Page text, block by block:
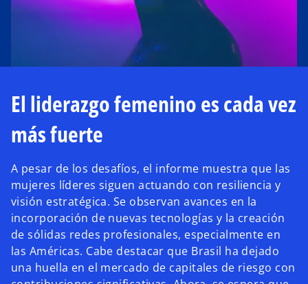
El liderazgo femenino es cada vez
más fuerte
A pesar de los desafíos, el informe muestra que las
mujeres líderes siguen actuando con resiliencia y
visión estratégica. Se observan avances en la
incorporación de nuevas tecnologías y la creación
de sólidas redes profesionales, especialmente en
las Américas. Cabe destacar que Brasil ha dejado
una huella en el mercado de capitales de riesgo con